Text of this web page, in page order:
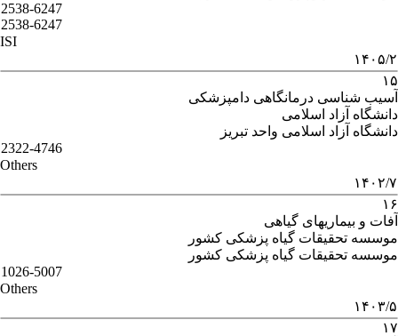
2538-6247
2538-6247
ISI
۱۴۰۵/۲
۱۵
آسیب شناسی درمانگاهی دامپزشکی
دانشگاه آزاد اسلامی
دانشگاه آزاد اسلامی واحد تبریز
2322-4746
Others
۱۴۰۲/۷
۱۶
آفات و بیماریهای گیاهی
موسسه تحقیقات گیاه پزشکی کشور
موسسه تحقیقات گیاه پزشکی کشور
1026-5007
Others
۱۴۰۳/۵
۱۷